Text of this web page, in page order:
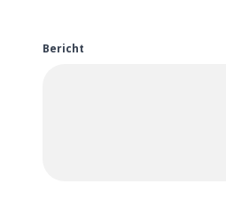
Bericht